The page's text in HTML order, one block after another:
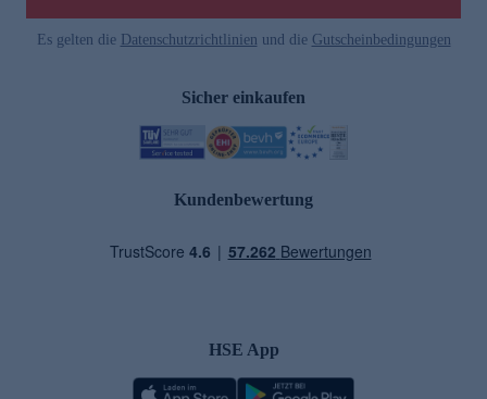
Es gelten die Datenschutzrichtlinien und die Gutscheinbedingungen
Sicher einkaufen
Kundenbewertung
HSE App